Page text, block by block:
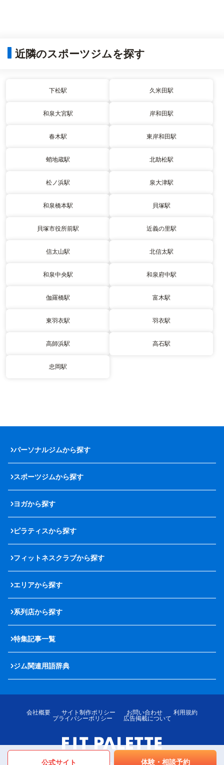
近隣のスポーツジムを探す
下松駅 久米田駅
和泉大宮駅 岸和田駅
春木駅 東岸和田駅
蛸地蔵駅 北助松駅
松ノ浜駅 泉大津駅
和泉橋本駅 貝塚駅
貝塚市役所前駅 近義の里駅
信太山駅 北信太駅
和泉中央駅 和泉府中駅
伽羅橋駅 富木駅
東羽衣駅 羽衣駅
高師浜駅 高石駅
忠岡駅
公式サイト 体験・相談予約
パーソナルジムから探す
スポーツジムから探す
ヨガから探す
ピラティスから探す
フィットネスクラブから探す
エリアから探す
系列店から探す
特集記事一覧
ジム関連用語辞典
会社概要 サイト制作ポリシー お問い合わせ
利用規約
プライバシーポリシー
広告掲載について
© LOTTE MediPalette Co.,Ltd. All rights reserved.